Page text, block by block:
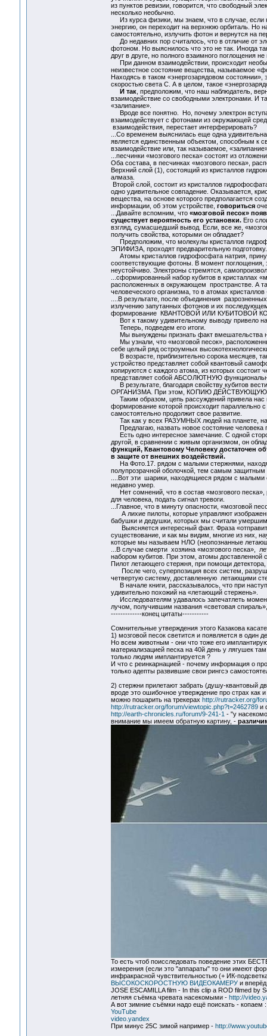
из пунктов ревизии, говорится, что свободный
несколько необычно.
Из курса физики, мы знаем, что в случае, если
энергию, он переходит на верхнюю орбиталь. Но
самостоятельно, излучить фотон и вернутся на
До недавних пор считалось, что в отличие от
фотоном. Но выяснилось что это не так. Иногда
друг в друге, но полного взаимного поглощения не
При данном взаимодействии, происходит
неизвестное состояние вещества, называемое
Находясь в таком «энергозарядовом
скоростью света С. А в целом, такое
И так, предположим, что наш наблюдатель,
взаимодействие со свободными электронами. И
«залипание».
Вроде все понятно. Но, почему электрон
взаимодействует с фотонами из окружающей
взаимодействия, перестает интерферировать?
...Со временем выяснилась еще одна
является единственным объектом, способным к
взаимодействие или, так называемое,
...песчинки «мозгового песка» состоят из
Оба состава, в песчинках «мозгового песка»,
Верхний слой (1), состоящий из кристаллов
алмаза.
Второй слой, состоит из кристаллов
одно удивительное совпадение. Оказывается,
вещества, на основе которого предполагается
информации, об этом устройстве, говориться
...Давайте вспомним, что «мозговой песок»
существует вероятность его установки.Его
взгляд, сумасшедший вывод. Если, все же,
получить свойства, которыми он обладает?
Предположим, что молекулы кристаллов
ЭПИФИЗА, проходят предварительную
Атомы кристаллов гидрофосфата натрия,
соответствующие фотоны. В момент поглощения,
неустойчиво. Электроны стремятся,
...сформированный набор кубитов в кристаллах
расположенных в окружающем пространстве. А
человеческого организма, то в атомах
....В результате, после объединения
излучению запутанных фотонов и их
формирование КВАНТОВОЙ ИЛИ КУБИТОВОЙ
Вот к такому удивительному выводу привело
Теперь, подведем его итоги.
Мы вынуждены признать факт вмешательства
Мы узнали, что «мозговой песок»,
себе целый ряд остроумных
В возрасте, приблизительно сорока месяцев,
устройство представляет собой квантовый
копируются с каждого атома, из которых состоит
представляет собой АБСОЛЮТНУЮ
В результате, благодаря свойству кубитов
ОРГАНИЗМА. При этом, КОПИЮ
Таким образом, цепь рассуждений привела нас
формирование которой происходит
самостоятельно продолжит свое развитие.
Так как у всех РАЗУМНЫХ людей на планете,
Предлагаю, назвать новое состояние
Есть одно интересное замечание. С одной
другой, в сравнении с живым организмом, он
функций, Квантовому Человеку достаточен
в защите от внешних воздействий.
На Фото.17. рядом с малыми стержнями,
полупрозрачной оболочкой, тем самым
....Вот эти шарики, находящиеся рядом с
недавно умер.
Нет сомнений, что в состав «мозгового песка»,
для человека, подать сигнал тревоги.
...Главное, что в минуту опасности, «мозговой
А лихие пилоты, которые управляют
бабушки и дедушки, которых мы считали
Выясняется интересный факт. Фраза
существование, и как мы видим, многие из них,
которые мы называем НЛО (неопознанные
...В случае смерти хозяина «мозгового песка»,
набором кубитов. При этом, атомы доставленной
Пилот летающего стержня, при помощи
После чего, суперпозиция всех систем,
четвертую систему, доставленную летающими
В начале книги, рассказывалось, что при
удивительно похожий на «летающий стержень».
Исследователям удавалось запечатлеть
лучом, получившим названия «световая
-------------конец цитаты-----------
Сомнительные утверждения этого Казакова
1) мозговой песок светится и появляется в один
Но всем животным - они что тоже его
материализацией песка на 40й день у лягушек
только людям имплантируется ?
И что с реинкарнацией - почему информация о
только адепты развившие свои рингсэ
2) стержни прилетают забрать (душу-квантовый
вроде это ошибочное утверждение про страх как
можно пошарить на трекерах http://rutracker.org/
http://rutracker.org/forum/viewtopic.php?t=2462789и
http://earth-chronicles.ru/forum/9-241-1 - "у
внимание мы имеем обратную картину, -
То есть чтоб поисследовать поведение этих
измерения (если это "аппараты" то они имеют
инфракрасной чувствительностью (+ ИК-
ВЫСОКОСКОРОСТНУЮ ВИДЕОКАМЕРУи
JOSE ESCAMILLA film - In this clip a ROD filmed by
летняя съёмка чревата насекомыми - http://
А вот зимние съёмки надо ещё поискать - копаем :
YouTube
video.yandex
При минус 25С зимой например - http://